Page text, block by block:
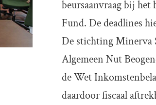
beursaanvraag bij
Fund. De deadlines
De stichting Minerva
Algemeen Nut
de Wet
daardoor fiscaal